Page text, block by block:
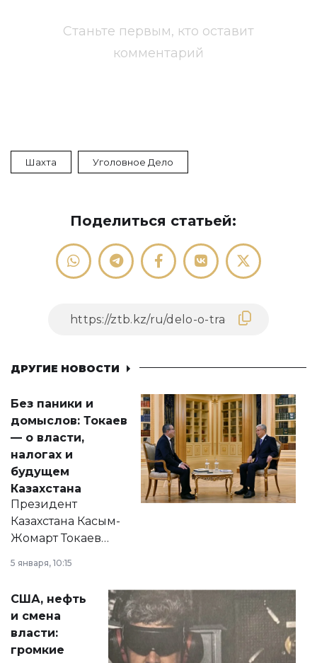
Станьте первым, кто оставит
комментарий
Шахта Уголовное Дело
Поделиться статьей:
ДРУГИЕ НОВОСТИ
Без паники и
домыслов: Токаев
— о власти,
налогах и
будущем
Казахстана
Президент
Казахстана Касым-
Жомарт Токаев
сразу несколько
актуальных тем —
от слухов о
политических
реформах до
вопросов армии,
5 января, 10:15
США, нефть
и смена
власти:
громкие